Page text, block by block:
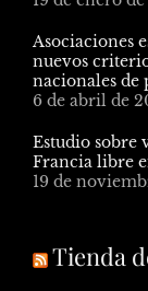
Asociaciones
nuevos
nacionales
6 de abril de
Estudio sobre
Francia libre
19 de
Tienda